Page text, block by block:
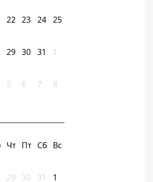
22 23 24 25
29 30 31 1
5 6 7 8
Чт Пт Сб Вс
29 30 31 1